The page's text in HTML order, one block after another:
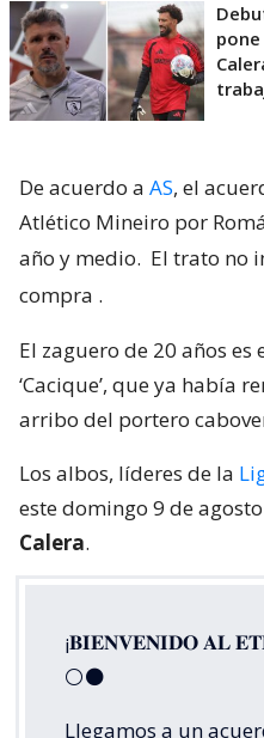
De acuerdo a AS, el
Atlético Mineiro por
año y medio. El trato no
compra .
El zaguero de 20 años
‘Cacique’, que ya había
arribo del portero
Los albos, líderes de la
este domingo 9 de
Calera.
¡𝐁𝐈𝐄𝐍𝐕𝐄𝐍𝐈𝐃𝐎 𝐀𝐋
⚪⚫
Llegamos a un